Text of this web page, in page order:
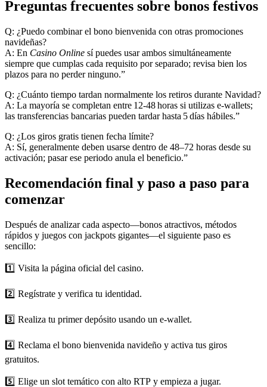
Preguntas frecuentes sobre bonos festivos
Q: ¿Puedo combinar el bono bienvenida con otras promociones
navideñas?
A: En Casino Online sí puedes usar ambos simultáneamente
siempre que cumplas cada requisito por separado; revisa bien los
plazos para no perder ninguno.”
Q: ¿Cuánto tiempo tardan normalmente los retiros durante Navidad?
A: La mayoría se completan entre 12‑48 horas si utilizas e‑wallets;
las transferencias bancarias pueden tardar hasta 5 días hábiles.”
Q: ¿Los giros gratis tienen fecha límite?
A: Sí, generalmente deben usarse dentro de 48–72 horas desde su
activación; pasar ese periodo anula el beneficio.”
Recomendación final y paso a paso para
comenzar
Después de analizar cada aspecto—bonos atractivos, métodos
rápidos y juegos con jackpots gigantes—el siguiente paso es
sencillo:
1️⃣ Visita la página oficial del casino.
2️⃣ Regístrate y verifica tu identidad.
3️⃣ Realiza tu primer depósito usando un e‑wallet.
4️⃣ Reclama el bono bienvenida navideño y activa tus giros
gratuitos.
5️⃣ Elige un slot temático con alto RTP y empieza a jugar.